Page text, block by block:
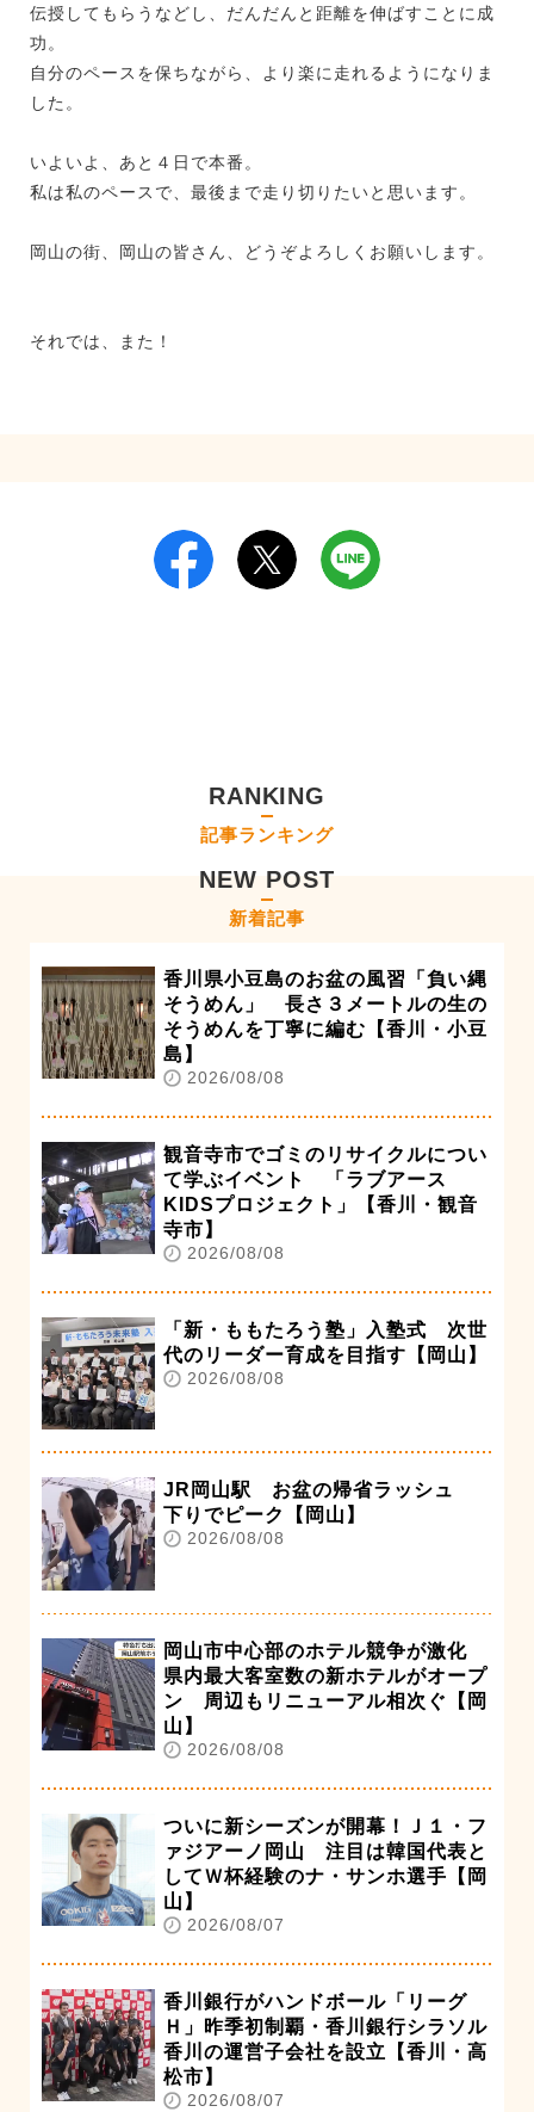
伝授してもらうなどし、だんだんと距離を伸ばすことに成
功。
自分のペースを保ちながら、より楽に走れるようになりま
した。
いよいよ、あと４日で本番。
私は私のペースで、最後まで走り切りたいと思います。
岡山の街、岡山の皆さん、どうぞよろしくお願いします。
それでは、また！
RANKING
記事ランキング
NEW POST
新着記事
香川県小豆島のお盆の風習「負い縄
そうめん」 長さ３メートルの生の
そうめんを丁寧に編む【香川・小豆
島】
2026/08/08
観音寺市でゴミのリサイクルについ
て学ぶイベント 「ラブアース
KIDSプロジェクト」【香川・観音
寺市】
2026/08/08
「新・ももたろう塾」入塾式 次世
代のリーダー育成を目指す【岡山】
2026/08/08
JR岡山駅 お盆の帰省ラッシュ
下りでピーク【岡山】
2026/08/08
岡山市中心部のホテル競争が激化
県内最大客室数の新ホテルがオープ
ン 周辺もリニューアル相次ぐ【岡
山】
2026/08/08
ついに新シーズンが開幕！Ｊ１・フ
ァジアーノ岡山 注目は韓国代表と
してＷ杯経験のナ・サンホ選手【岡
山】
2026/08/07
香川銀行がハンドボール「リーグ
Ｈ」昨季初制覇・香川銀行シラソル
香川の運営子会社を設立【香川・高
松市】
2026/08/07